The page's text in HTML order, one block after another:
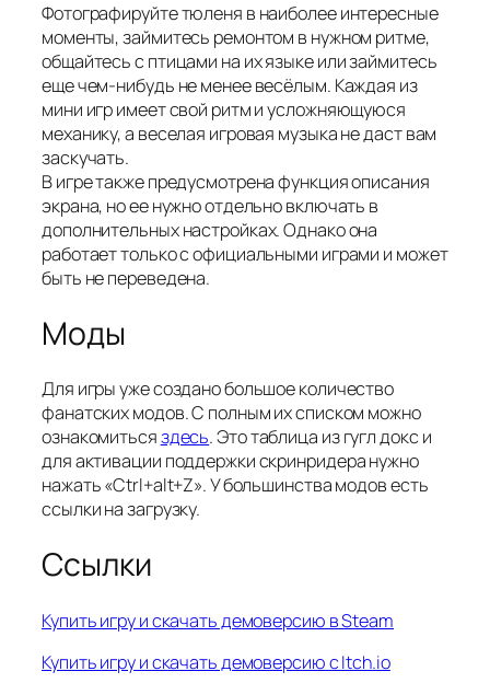
Фотографируйте тюленя в наиболее интересные
моменты, займитесь ремонтом в нужном ритме,
общайтесь с птицами на их языке или займитесь
еще чем-нибудь не менее весёлым. Каждая из
мини игр имеет свой ритм и усложняющуюся
механику, а веселая игровая музыка не даст вам
заскучать.
В игре также предусмотрена функция описания
экрана, но ее нужно отдельно включать в
дополнительных настройках. Однако она
работает только с официальными играми и может
быть не переведена.
Моды
Для игры уже создано большое количество
фанатских модов. С полным их списком можно
ознакомитьсяздесь. Это таблица из гугл докс и
для активации поддержки скринридера нужно
нажать «Ctrl+alt+Z». У большинства модов есть
ссылки на загрузку.
Ссылки
Купить игру и скачать демоверсию в Steam
Купить игру и скачать демоверсию с Itch.io